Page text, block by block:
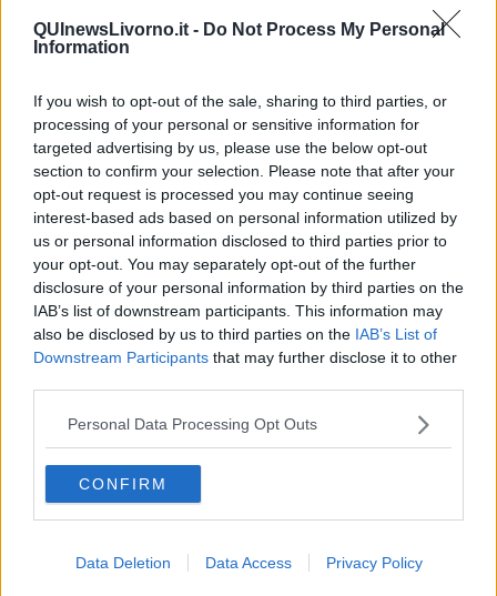
QUInewsLivorno.it - Do Not Process My Personal
Information
If you wish to opt-out of the sale, sharing to third parties, or
processing of your personal or sensitive information for
targeted advertising by us, please use the below opt-out
section to confirm your selection. Please note that after your
opt-out request is processed you may continue seeing
interest-based ads based on personal information utilized by
us or personal information disclosed to third parties prior to
your opt-out. You may separately opt-out of the further
disclosure of your personal information by third parties on the
IAB’s list of downstream participants. This information may
also be disclosed by us to third parties on the IAB’s List of
Downstream Participants that may further disclose it to other
Personal Data Processing Opt Outs
CONFIRM
Data Deletion Data Access Privacy Policy
Homo imbecillis
​4 anni di Blog
​Il passato, questo conosciuto!
​Clima ballerino e sbalzi d’umore
La maternità
​L’uomo o l’orso?
Non hanno un amico a teatro​
​Tutta una questione di rispetto
​Cose che ci esauriscono
​Vespa che passione!
​Lasciate ai vostri figli il diritto di piangere
​Parole d’amore regalate al vento
​Essere genitori di un adolescente
​Saper pazientare
​Giornata del Fiocchetto Lilla
​Venerdì emozionalmente sostenibile
Contornati di persone che…
Non dare niente per scontato
Che cos’è la dipendenza affettiva?
Quarta tappa nelle personalità: il narcisista
​Nuovi arrivi!
​Terza tappa nelle personalità: l’antisociale